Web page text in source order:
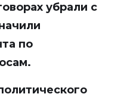
убрали с
по